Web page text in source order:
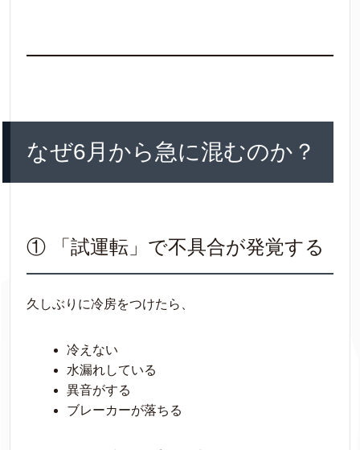
なぜ6月から急に混むのか？
① 「試運転」で不具合が発覚する
久しぶりに冷房をつけたら、
冷えない
水漏れしている
異音がする
ブレーカーが落ちる